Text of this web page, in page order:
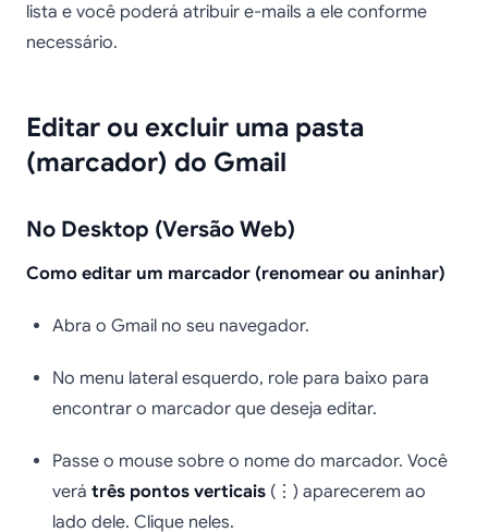
lista e você poderá atribuir e-mails a ele conforme
necessário.
Editar ou excluir uma pasta
(marcador) do Gmail
No Desktop (Versão Web)
Como editar um marcador (renomear ou aninhar)
Abra o Gmail no seu navegador.
No menu lateral esquerdo, role para baixo para
encontrar o marcador que deseja editar.
Passe o mouse sobre o nome do marcador. Você
verá três pontos verticais (⋮) aparecerem ao
lado dele. Clique neles.